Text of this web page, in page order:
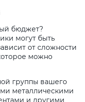
бюджет?
могут быть
от сложности
можно
группы вашего
металлическими
и другими